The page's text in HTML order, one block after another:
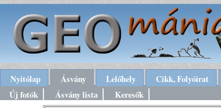
Nyitólap Ásvány Lelőhely
Cikk, Folyóirat
Új fotók
Ásvány lista Keresők